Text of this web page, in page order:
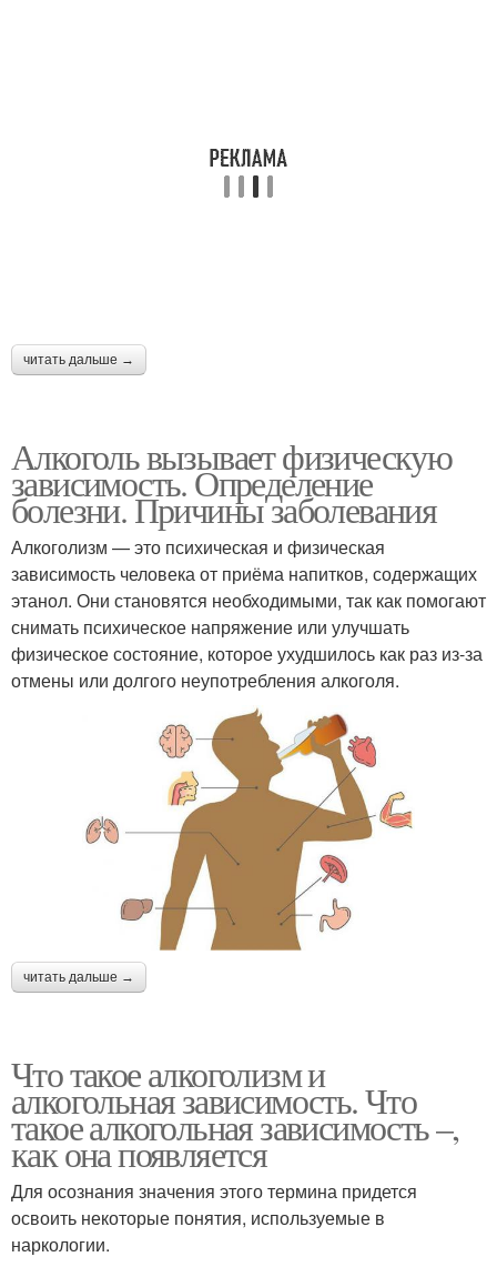
читать дальше →
Алкоголь вызывает физическую
зависимость. Определение
болезни. Причины заболевания
Алкоголизм — это психическая и физическая
зависимость человека от приёма напитков, содержащих
этанол. Они становятся необходимыми, так как помогают
снимать психическое напряжение или улучшать
физическое состояние, которое ухудшилось как раз из-за
отмены или долгого неупотребления алкоголя.
читать дальше →
Что такое алкоголизм и
алкогольная зависимость. Что
такое алкогольная зависимость –,
как она появляется
Для осознания значения этого термина придется
освоить некоторые понятия, используемые в
наркологии.